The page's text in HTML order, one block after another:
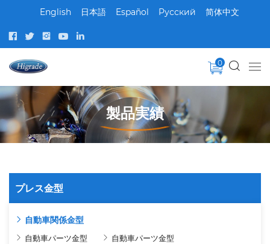
English 日本語 Español Pусский 简体中文
0
製品実績
プレス金型
自動車関係金型
自動車パーツ金型
自動車パーツ金型